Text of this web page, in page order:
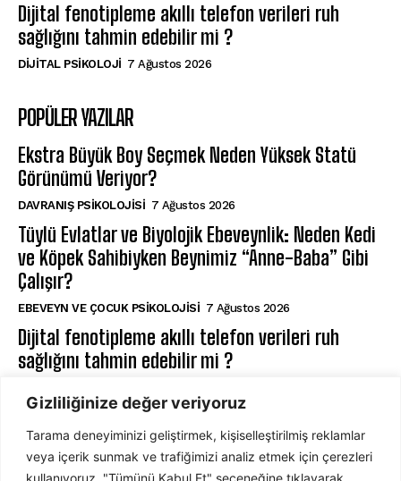
Gizliliğinize değer veriyoruz
Tarama deneyiminizi geliştirmek, kişiselleştirilmiş reklamlar
veya içerik sunmak ve trafiğimizi analiz etmek için çerezleri
kullanıyoruz. "Tümünü Kabul Et" seçeneğine tıklayarak
Dijital fenotipleme akıllı telefon verileri ruh
sağlığını tahmin edebilir mi ?
DIJITAL PSIKOLOJI 7 Ağustos 2026
POPÜLER YAZILAR
Ekstra Büyük Boy Seçmek Neden Yüksek Statü
Görünümü Veriyor?
DAVRANIŞ PSIKOLOJISI 7 Ağustos 2026
Tüylü Evlatlar ve Biyolojik Ebeveynlik: Neden Kedi
ve Köpek Sahibiyken Beynimiz “Anne-Baba” Gibi
Çalışır?
EBEVEYN VE ÇOCUK PSIKOLOJISI 7 Ağustos 2026
Dijital fenotipleme akıllı telefon verileri ruh
sağlığını tahmin edebilir mi ?
ABONE OL